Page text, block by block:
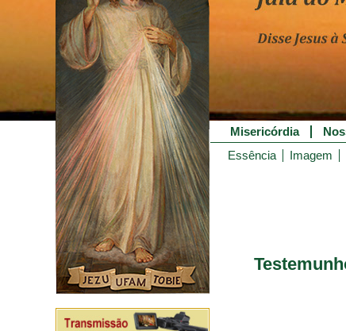
Misericórdia
Essência
Imagem